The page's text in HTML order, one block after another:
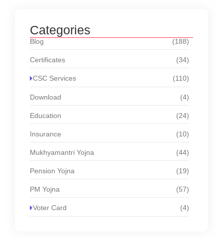
Categories
Blog (188)
Certificates (34)
CSC Services (110)
Download (4)
Education (24)
Insurance (10)
Mukhyamantri Yojna (44)
Pension Yojna (19)
PM Yojna (57)
Voter Card (4)